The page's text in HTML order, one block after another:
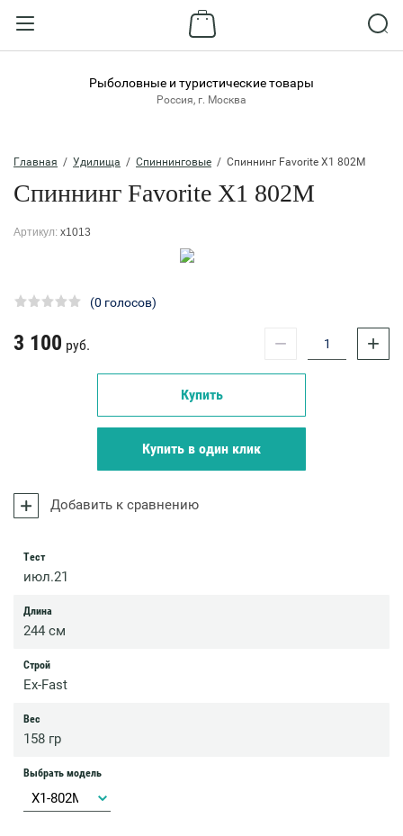
ВХОД В КАБИНЕТ
Пароль:
Забыли пароль?
ВОЙТИ
Рыболовные и туристические товары
Россия, г. Москва
Главная
  /
Удилища
  /
Спиннинговые
  /  Спиннинг Favorite X1 802M
Спиннинг Favorite X1 802M
Артикул: x1013
(0 голосов)
3 100 руб. − +
Купить
Купить в один клик
Добавить к сравнению
Тест
июл.21
Длина
244 см
Строй
Ex-Fast
Вес
158 гр
Выбрать модель